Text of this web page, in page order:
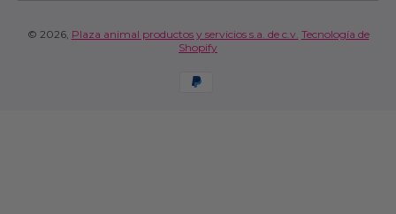
© 2026, Plaza animal productos y servicios s.a. de c.v. Tecnología de
Shopify